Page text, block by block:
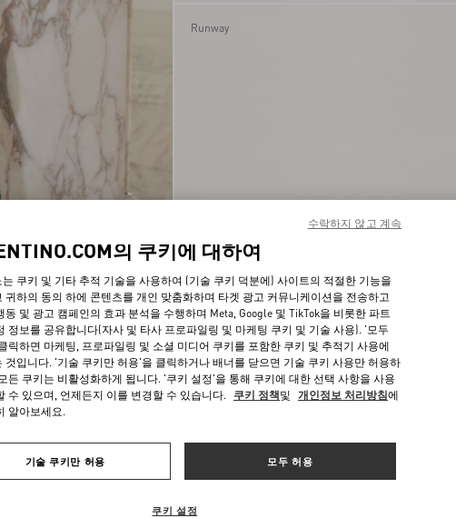
Runway
스터드 업 버터플라이 엠브로이더리
스플릿 레더 & 나일론 스니커즈
KRW 1,150,000
의 쿠키에 대하여
는 쿠키 및 기타 추적 기술을 사용하여 (기술 쿠키 덕분에) 사이트의 적절한 기능을
귀하의 동의 하에 콘텐츠를 개인 맞춤화하며 타겟 광고 커뮤니케이션을 전송하고
동 및 광고 캠페인의 효과 분석을 수행하며 Meta, Google 및 TikTok을 비롯한 파트
정보를 공유합니다(자사 및 타사 프로파일링 및 마케팅 쿠키 및 기술 사용). '모두
릭하면 마케팅, 프로파일링 및 소셜 미디어 쿠키를 포함한 쿠키 및 추적기 사용에
것입니다. '기술 쿠키만 허용'을 클릭하거나 배너를 닫으면 기술 쿠키 사용만 허용하
든 쿠키는 비활성화하게 됩니다. '쿠키 설정'을 통해 쿠키에 대한 선택 사항을 사용
수 있으며, 언제든지 이를 변경할 수 있습니다. 쿠키 정책및 개인정보 처리방침에
알아보세요.
기술 쿠키만 허용 모두 허용
쿠키 설정
수락하지 않고 계속